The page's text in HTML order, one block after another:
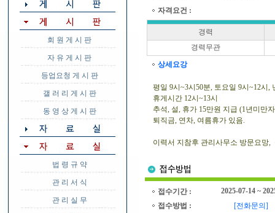
회 원 게 시 판
자 유 게 시 판
등업요청 게 시 판
갤 러 리 게 시 판
동 영 상 게 시 판
법 령 규 약
관 리 서 식
관 리 실 무
자격요건 :
경력
경력무관
상세요강
평일 9시~3시50분, 토요일 9시~12시,
휴게시간 12시~13시
추석, 설, 휴가 15만원 지급 (1년미만
퇴직금, 연차, 여름휴가 있음.
이력서 지참후 관리사무소 방문요망,
접수기간 :
2025-07-14 ~
접수방법 :
[전화문의]